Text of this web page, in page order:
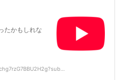
たかもしれな